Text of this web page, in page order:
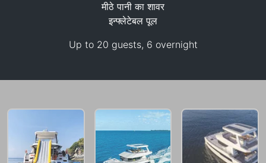
मीठे पानी का शावर
इन्फ्लेटेबल पूल
Up to 20 guests, 6 overnight